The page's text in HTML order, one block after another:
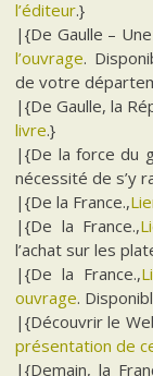
l’éditeur.}
|{De Gaulle –
l’ouvrage.
de votre
|{De Gaulle, la
livre.}
|{De la force du
nécessité de s’y
|{De la France.,
|{De la France.,
l’achat sur les
|{De la France.,
ouvrage.
|{Découvrir le
présentation de
|{Demain, la